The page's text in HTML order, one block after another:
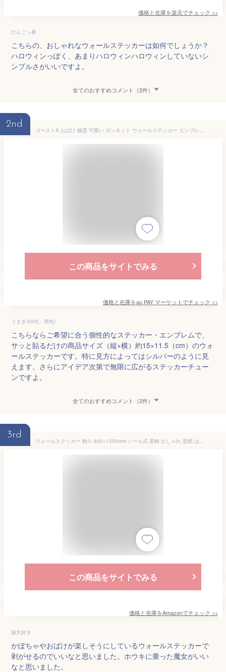
価格と在庫を楽天でチェック >>
だんごっ鼻
こちらの、おしゃれなウォールステッカーは如何でしょうか？
ハロウィンっぽく、あまりハロウィンハロウィンしていないシ
ンプルさがいいですよ。
全てのおすすめコメント（2件）
2nd
ゴーストA おばけ 幽霊 可愛い ボンネット ウォールステッカー エンブレム カスタム 外装
この商品をサイトでみる
価格と在庫をau PAY マーケットでチェック >>
うまき(50代・男性)
こちらならご希望に合う個性的なステッカー・エンブレムで、
サッと貼るだけの商品サイズ（縦×横）約15×11.5（cm）のウォ
ールステッカーです。特に見方によってはシルバーのように見
えます。さらにアイデア次第で無限に広がるステッカーチュー
ンですよ。
全てのおすすめコメント（2件）
3rd
ウォールステッカー 飾り 600×1350mm シール式 装飾 おしゃれ 壁紙 はがせる 剥がせる カッティングシート wall sticker 雑貨 ガラス 窓 DIY プチリフォーム パーティー イベント 賃貸 wsl-013845-ds ハロウィン かぼちゃ おばけ
この商品をサイトでみる
価格と在庫をAmazonでチェック >>
猫大好き
かぼちゃやおばけが楽しそうにしているウォールステッカーで
剥がせるのでいいなと思いました。ホウキに乗った魔女がいい
なと思いました。